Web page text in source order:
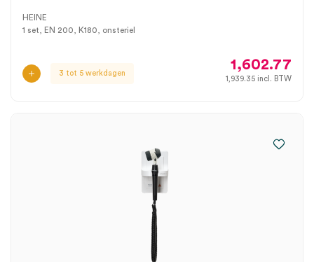
HEINE
1 set, EN 200, K180, onsteriel
3 tot 5 werkdagen
1,602.77
1,939.35 incl. BTW